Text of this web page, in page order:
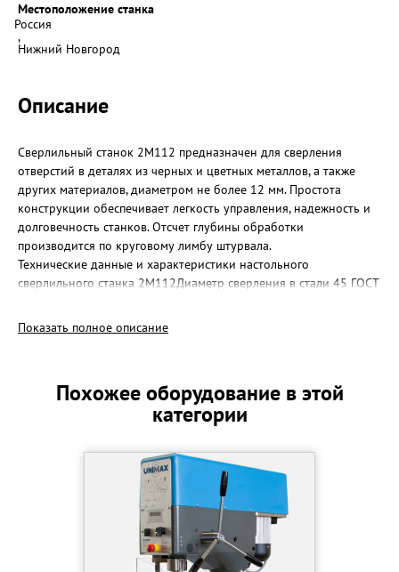
Местоположение станка
Россия
,
Нижний Новгород
Описание
Сверлильный станок 2М112 предназначен для сверления
отверстий в деталях из черных и цветных металлов, а также
других материалов, диаметром не более 12 мм. Простота
конструкции обеспечивает легкость управления, надежность и
долговечность станков. Отсчет глубины обработки
производится по круговому лимбу штурвала.
Технические данные и характеристики настольного
сверлильного станка 2М112Диаметр сверления в стали 45 ГОСТ
Вылет шпинделя (расстояние от оси
шпинделя до образующей колонны), мм 190
Цена деления лимба, мм 1
Расстояние от торца шпинделя
Размеры рабочей поверхности стола, мм 200 х 250
Количество Т-образных пазов 3
Расстояние между пазами, мм 50
Число скоростей шпинделя 5
Число оборотов, об/мин 450…4500
Подача при сверлении ручная
Показать полное описание
Похожее оборудование в этой
категории